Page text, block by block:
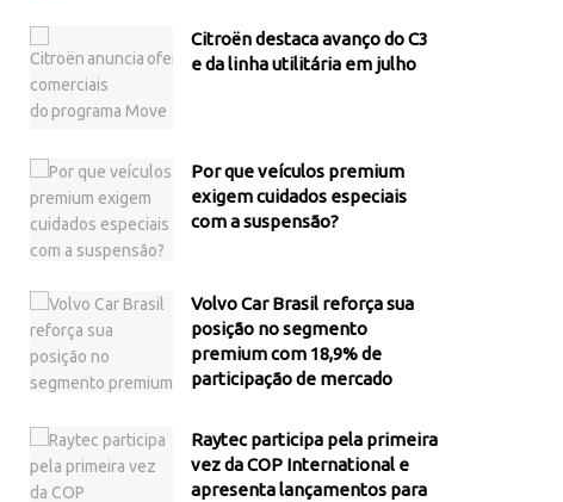
Citroën destaca avanço do C3
e da linha utilitária em julho
Por que veículos premium
exigem cuidados especiais
com a suspensão?
Volvo Car Brasil reforça sua
posição no segmento
premium com 18,9% de
participação de mercado
Raytec participa pela primeira
vez da COP International e
apresenta lançamentos para